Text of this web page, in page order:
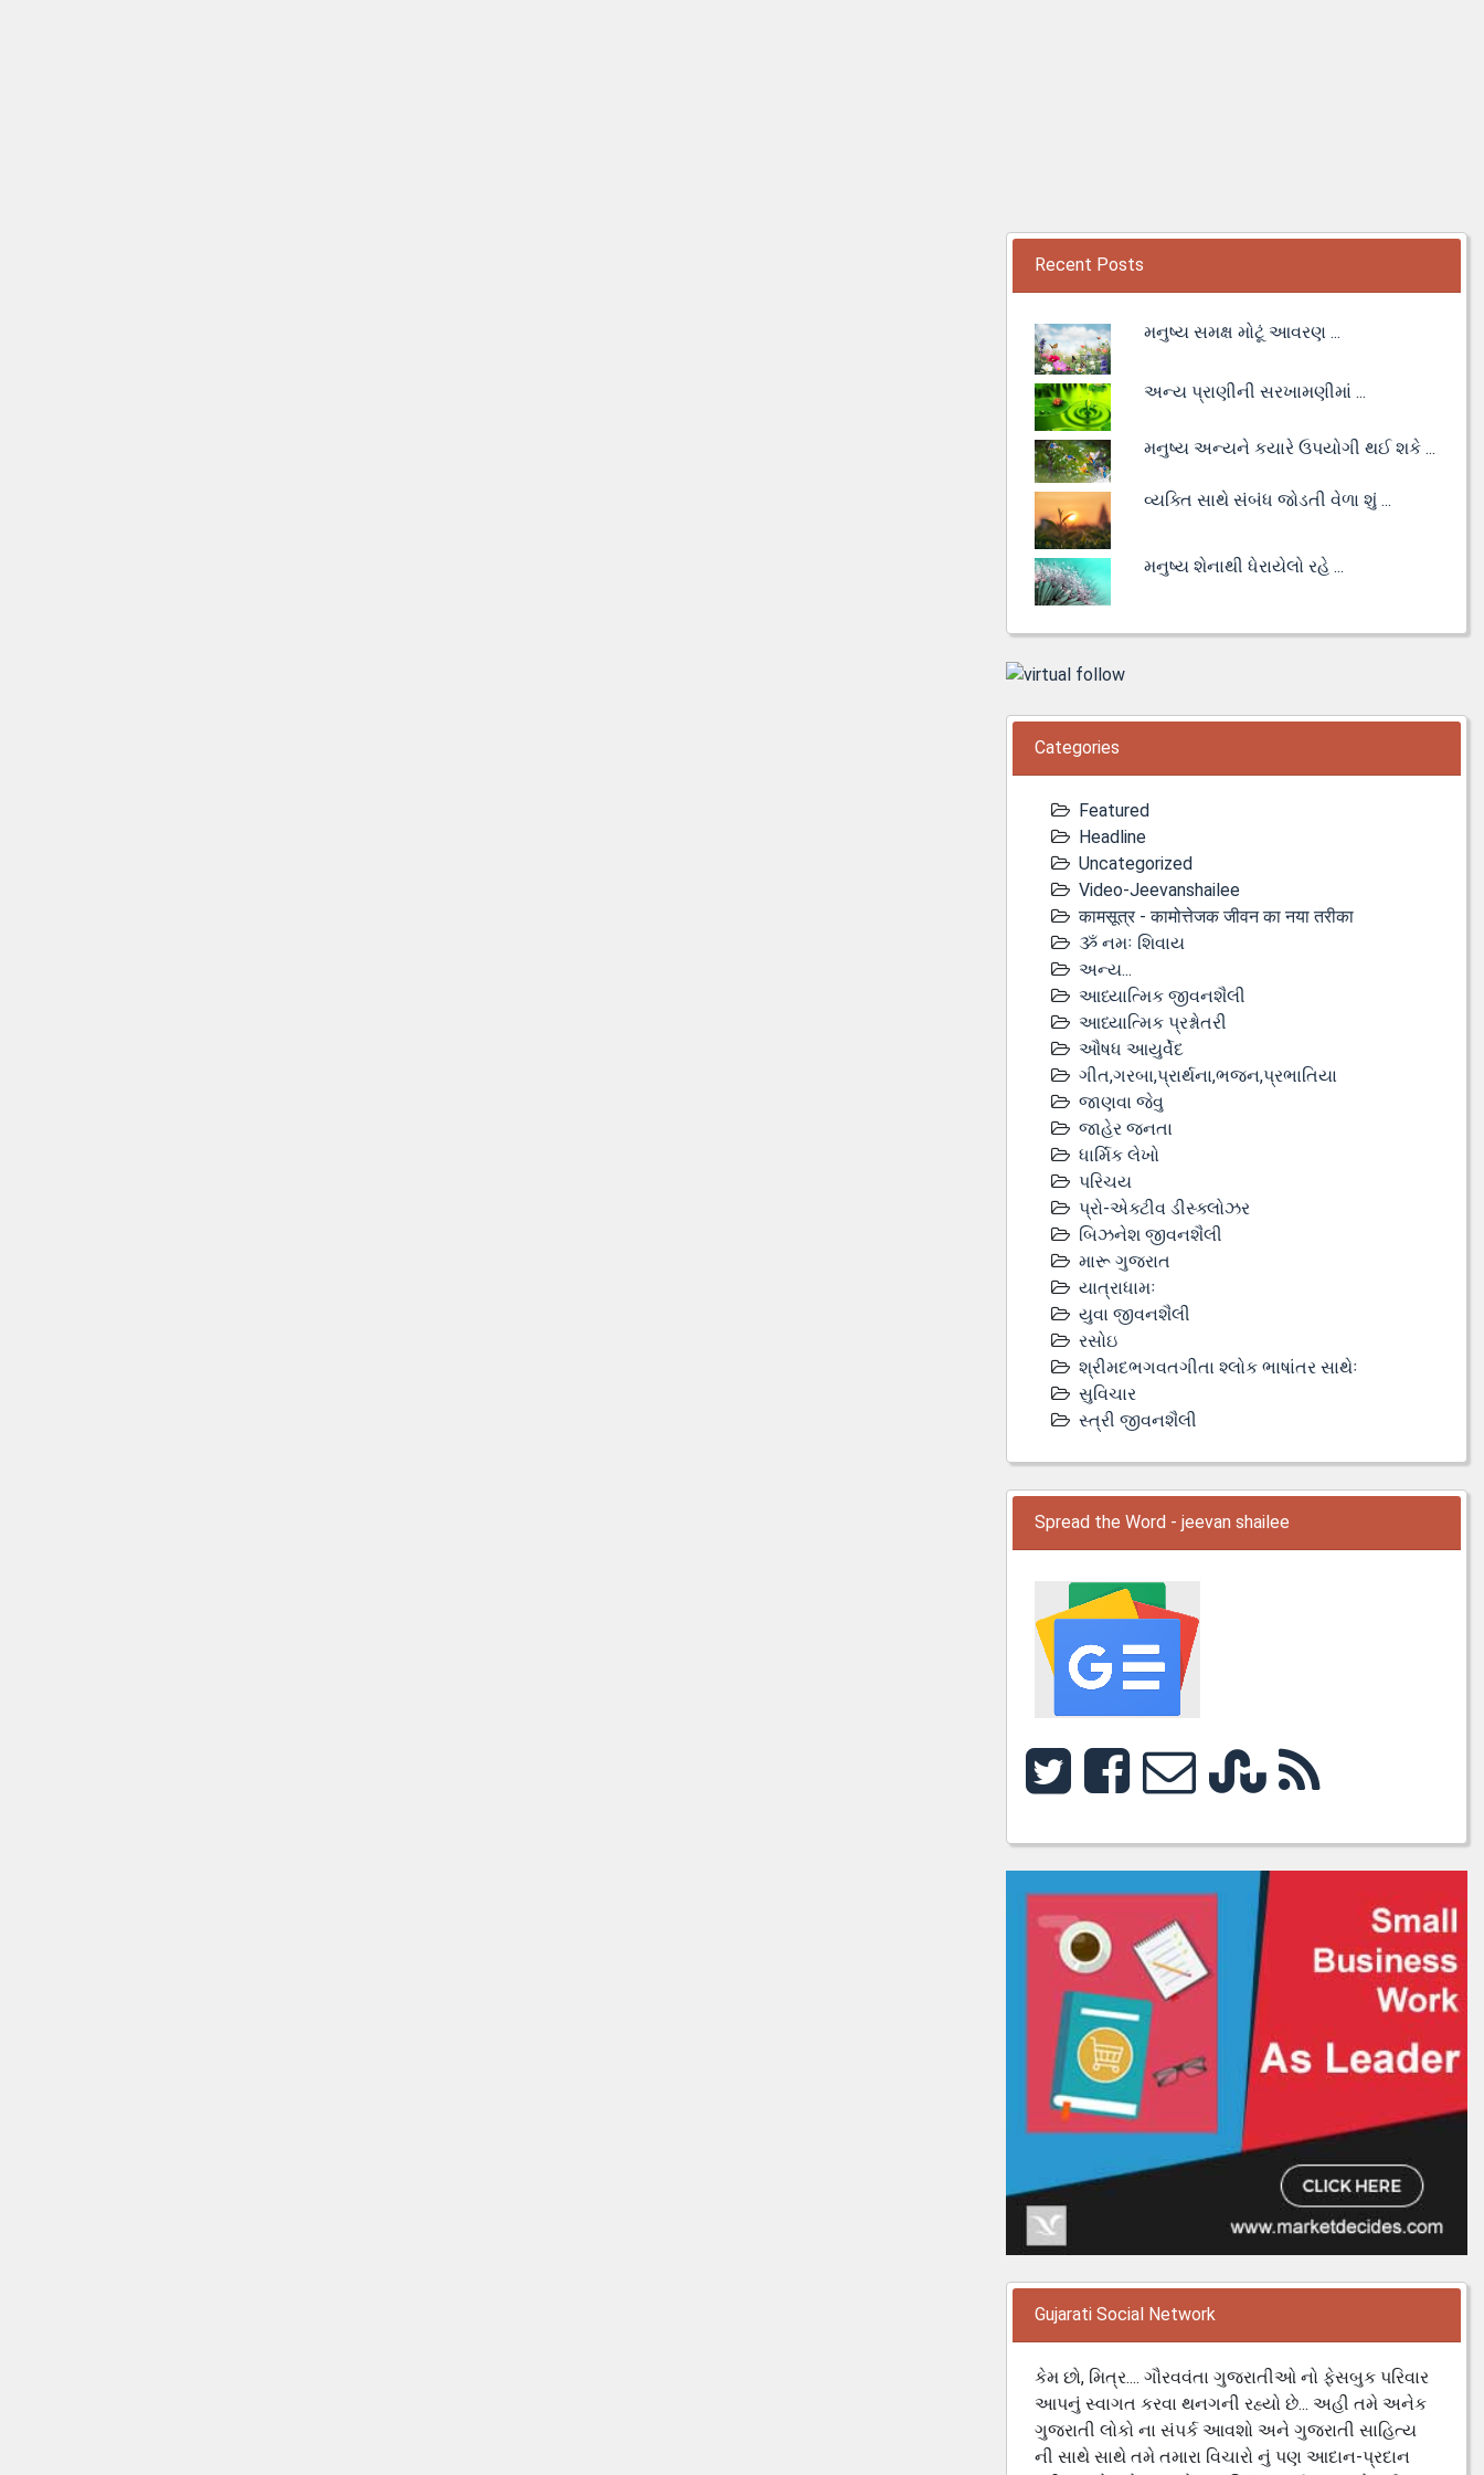
Recent Posts
મનુષ્ય સમક્ષ મોટૂં આવરણ ...
અન્ય પ્રાણીની સરખામણીમાં ...
મનુષ્ય અન્યને કયારે ઉપયોગી થઈ શકે ...
વ્યક્તિ સાથે સંબંધ જોડતી વેળા શું ...
મનુષ્ય શેનાથી ધેરાયેલો રહે ...
Categories
Featured
Headline
Uncategorized
Video-Jeevanshailee
कामसूत्र - कामोत्तेजक जीवन का नया तरीका
ૐ નમઃ શિવાય
અન્ય...
આધ્યાત્મિક જીવનશૈલી
આધ્યાત્મિક પ્રશ્નોતરી
ઔષધ આયુર્વેદ
ગીત,ગરબા,પ્રાર્થના,ભજન,પ્રભાતિયા
જાણવા જેવુ
જાહેર જનતા
ધાર્મિક લેખો
પરિચય
પ્રો-એક્ટીવ ડીસ્‍ક્લોઝર
બિઝનેશ જીવનશૈલી
મારૂ ગુજરાત
યાત્રાધામઃ
યુવા જીવનશૈલી
રસોઇ
શ્રીમદભગવતગીતા શ્લોક ભાષાંતર સાથેઃ
સુવિચાર
સ્ત્રી જીવનશૈલી
Spread the Word - jeevan shailee
Gujarati Social Network
કેમ છો, મિત્ર.... ગૌરવવંતા ગુજરાતીઓ નો ફેસબુક પરિવાર
આપનું સ્વાગત કરવા થનગની રહ્યો છે... અહી તમે અનેક
ગુજરાતી લોકો ના સંપર્ક આવશો અને ગુજરાતી સાહિત્ય
ની સાથે સાથે તમે તમારા વિચારો નું પણ આદાન-પ્રદાન